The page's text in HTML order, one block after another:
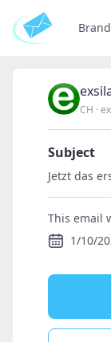
CH ·
Subject
Jetzt das
This email
1/10/